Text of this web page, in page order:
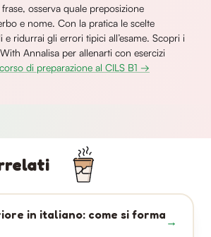
osserva quale preposizione
e nome. Con la pratica le scelte
ridurrai gli errori tipici all’esame. Scopri i
Annalisa per allenarti con esercizi
corso di preparazione al CILS B1 →
in italiano: come si forma